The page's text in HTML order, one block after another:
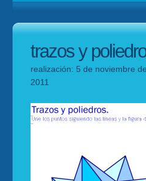
trazos y
realización: 5 de noviembre
2011